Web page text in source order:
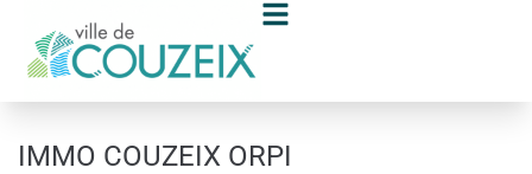
IMMO COUZEIX ORPI